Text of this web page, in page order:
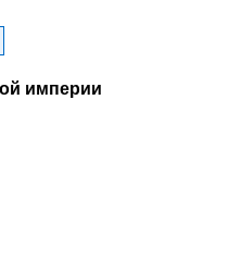
империи